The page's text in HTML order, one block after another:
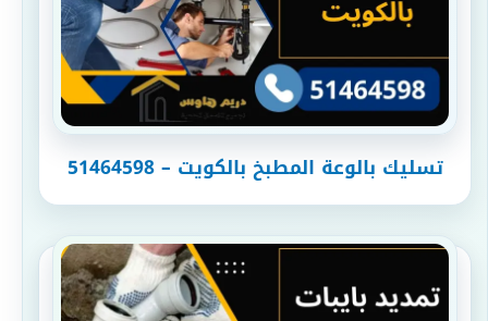
تسليك بالوعة المطبخ بالكويت – 51464598